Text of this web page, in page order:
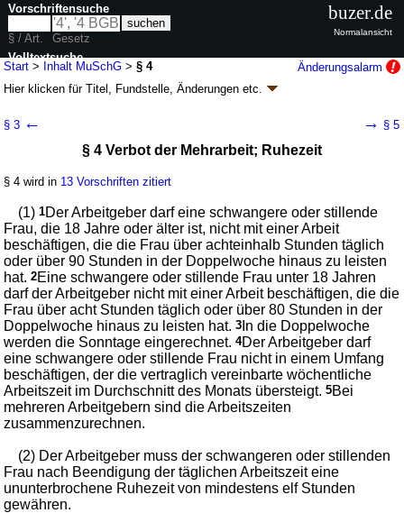
Start > Inhalt MuSchG >§ 4
Änderungsalarm
Hier klicken fürTitel, Fundstelle, Änderungen etc.
G. v. 22.12.2025BGBl. 2025 I Nr. 371
Frauenarbeitsschutz
wird in 95 Vorschriften zitiert
Abschnitt 2 Gesundheitsschutz
Unterabschnitt 1 Arbeitszeitlicher Gesundheitsschutz
§ 3 ← → § 5
§ 4 Verbot der Mehrarbeit; Ruhezeit
§ 4 wird in 13 Vorschriften zitiert
(1)1Der Arbeitgeber darf eine schwangere oder stillende
Frau, die 18 Jahre oder älter ist, nicht mit einer Arbeit
beschäftigen, die die Frau über achteinhalb Stunden täglich
oder über 90 Stunden in der Doppelwoche hinaus zu leisten
hat.2Eine schwangere oder stillende Frau unter 18 Jahren
darf der Arbeitgeber nicht mit einer Arbeit beschäftigen, die die
Frau über acht Stunden täglich oder über 80 Stunden in der
Doppelwoche hinaus zu leisten hat.3 In die Doppelwoche
werden die Sonntage eingerechnet.4Der Arbeitgeber darf
eine schwangere oder stillende Frau nicht in einem Umfang
beschäftigen, der die vertraglich vereinbarte wöchentliche
Arbeitszeit im Durchschnitt des Monats übersteigt.5Bei
mehreren Arbeitgebern sind die Arbeitszeiten
zusammenzurechnen.
(2) Der Arbeitgeber muss der schwangeren oder stillenden
Frau nach Beendigung der täglichen Arbeitszeit eine
ununterbrochene Ruhezeit von mindestens elf Stunden
gewähren.
Vorschriftensuche
§ / Art.
Gesetz
Volltextsuche
nur in MuSchG
buzer.de
Normalansicht